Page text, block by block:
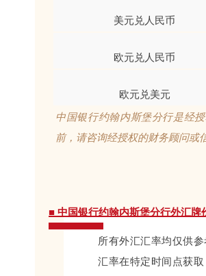
美元兑人民币
欧元兑人民币
欧元兑美元
中国银行约翰内斯堡分行是经
前，请咨询经授权的财务顾问或
■ 中国银行约翰内斯堡分行外汇牌
所有外汇汇率均仅供
汇率在特定时间点获取